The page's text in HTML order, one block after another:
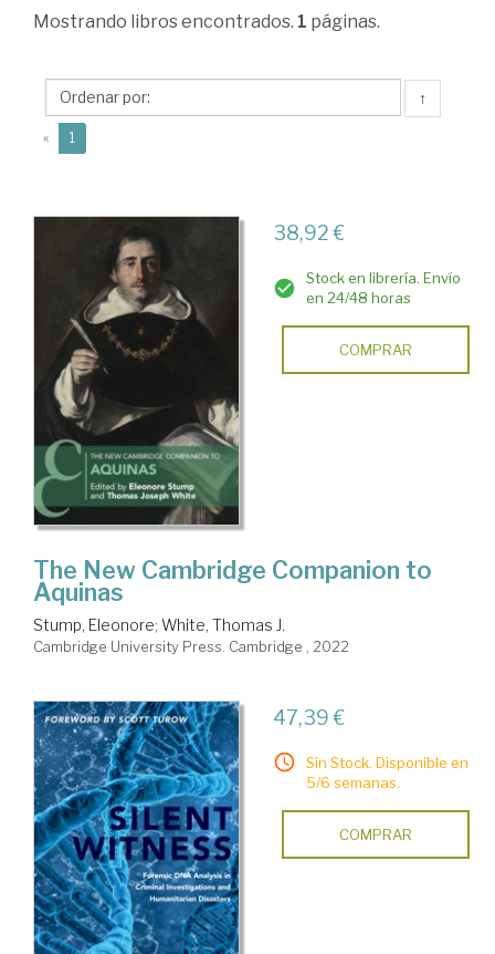
White,
Mostrando libros encontrados. 1 páginas.
↑
« 1
38,92 €
Stock en librería. Envío
en 24/48 horas
COMPRAR
The New Cambridge Companion to
Aquinas
Stump, Eleonore; White, Thomas J.
Cambridge University Press. Cambridge , 2022
47,39 €
Sin Stock. Disponible en
5/6 semanas.
COMPRAR